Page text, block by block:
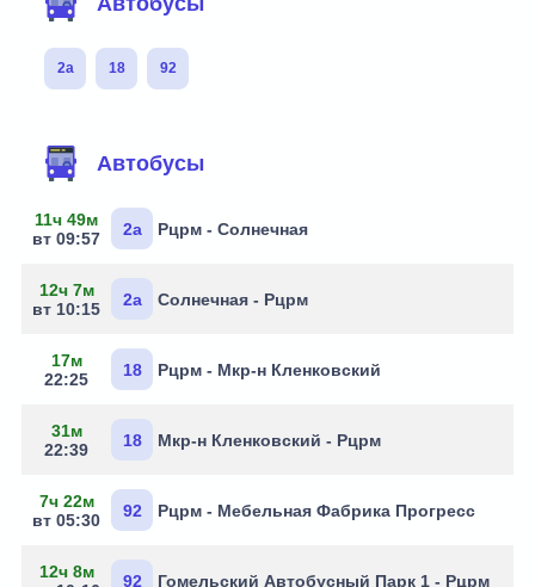
2а 18 92
Автобусы
11ч 49м
вт 09:57
2а Рцрм - Солнечная
12ч 7м
вт 10:15
2а Солнечная - Рцрм
17м
22:25
18 Рцрм - Мкр-н Кленковский
31м
22:39
18 Мкр-н Кленковский - Рцрм
7ч 22м
вт 05:30
92 Рцрм - Мебельная Фабрика Прогресс
12ч 8м
92 Гомельский Автобусный Парк 1 - Рцрм